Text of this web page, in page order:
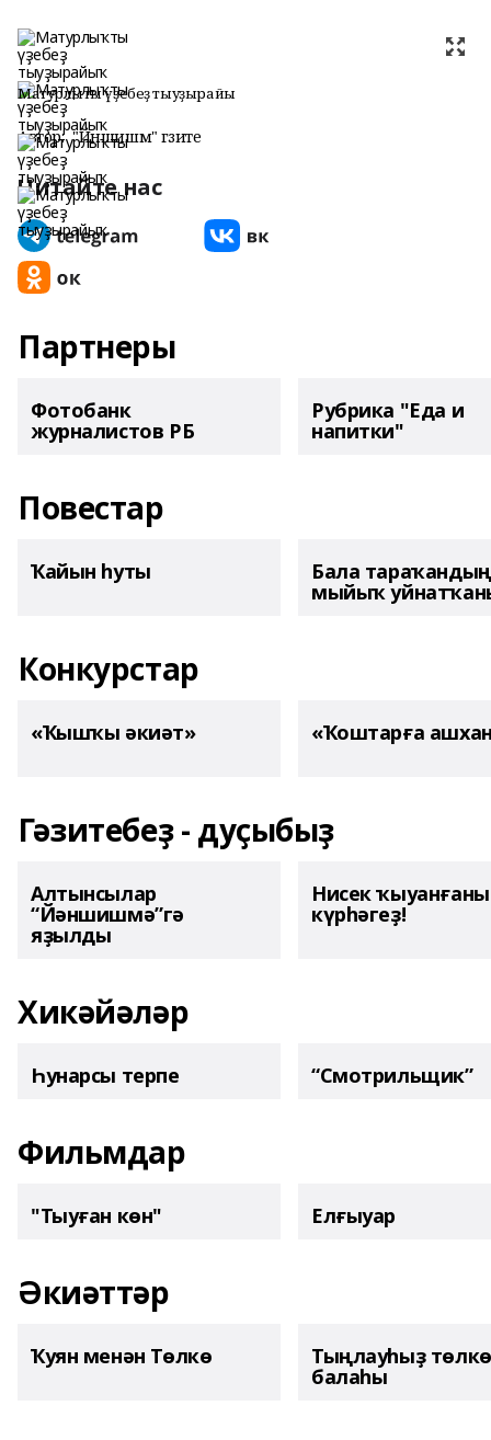
Матурлыҡты үҙебеҙ тыуҙырайыҡ
Автор: "Йәншишмә" гәзите
Читайте нас
Партнеры
Фотобанк
журналистов РБ
Рубрика "Еда и
напитки"
Повестар
Ҡайын һуты Бала тараҡандың
мыйыҡ
Конкурстар
«Ҡышҡы әкиәт» «Ҡоштарға
Гәзитебеҙ - дуҫыбыҙ
Алтынсылар
“Йәншишмә”гә
яҙылды
Нисек
күрһәгеҙ!
Хикәйәләр
Һунарсы терпе “Смотрильщик”
Фильмдар
"Тыуған көн" Елғыуар
Әкиәттәр
Ҡуян менән Төлкө Тыңлауһыҙ төлкө
балаһы